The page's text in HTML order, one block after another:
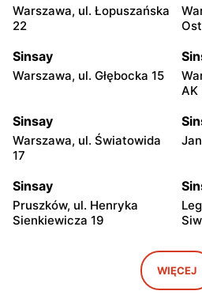
Warszawa, ul. Łopuszańska
22
Sinsay
Warszawa, ul. Głębocka 15
AK
Sinsay
Warszawa, ul. Światowida
17
Sinsay
Pruszków, ul. Henryka
Sienkiewicza 19
Wołomin, ul. Geodetów 2 WIĘCEJ